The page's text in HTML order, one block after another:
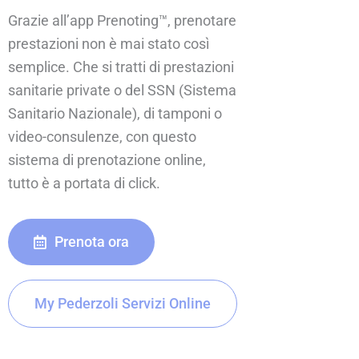
Grazie all’app Prenoting™, prenotare
prestazioni non è mai stato così
semplice. Che si tratti di prestazioni
sanitarie private o del SSN (Sistema
Sanitario Nazionale), di tamponi o
video-consulenze, con questo
sistema di prenotazione online,
tutto è a portata di click.
Prenota ora
My Pederzoli Servizi Online